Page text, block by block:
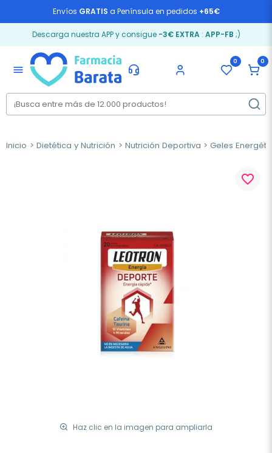
Envíos GRATIS a Península en pedidos +65€
Descarga nuestra APP y consigue -3€ EXTRA: APP-FB ;)
menu
0 0
Inicio Dietética y Nutrición Nutrición Deportiva Geles
Haz clic en la imagen para ampliarla
favorite_border